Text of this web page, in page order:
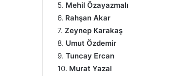
5. Mehil Özayazmalı
6. Rahşan Akar
7. Zeynep Karakaş
8. Umut Özdemir
9. Tuncay Ercan
10. Murat Yazal